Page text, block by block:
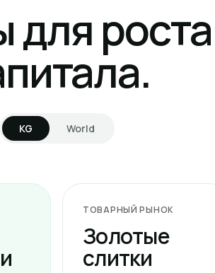
для
KG World
ТОВАРНЫЙ РЫНОК
Золотые
слитки